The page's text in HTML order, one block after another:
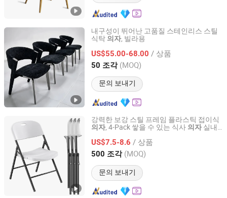
내구성이 뛰어난 고품질 스테인리스 스틸
식탁 의자 , 빌라용
US$55.00-68.00 / 상품
50 조각 (MOQ)
문의 보내기
Foshan Muxi Furniture Co., Ltd.
Guangdong, China 이후 2025
강력한 보강 스틸 프레임 플라스틱 접이식
의자, 4-Pack 쌓을 수 있는 식사 의자 실내
US$7.5-8.6 / 상품
500 조각 (MOQ)
문의 보내기
Hebei Xingdong International Trade Co., Ltd.
Hebei, China 이후 2024